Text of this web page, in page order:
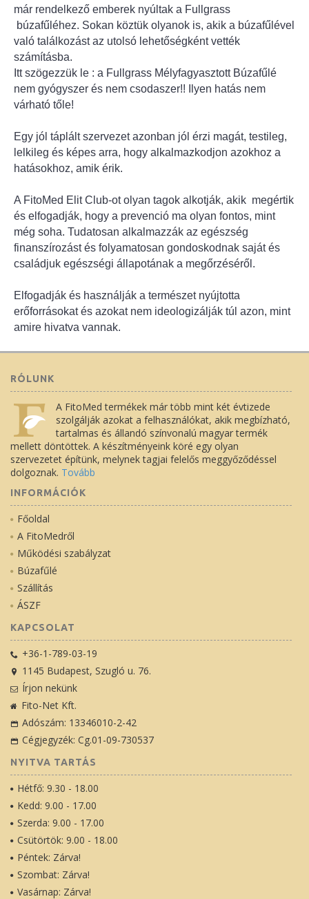
már rendelkező emberek nyúltak a Fullgrass
búzafűléhez. Sokan köztük olyanok is, akik a búzafűlével
való találkozást az utolsó lehetőségként vették
számításba.
Itt szögezzük le : a Fullgrass Mélyfagyasztott Búzafűlé
nem gyógyszer és nem csodaszer!! Ilyen hatás nem
várható tőle!
Egy jól táplált szervezet azonban jól érzi magát, testileg,
lelkileg és képes arra, hogy alkalmazkodjon azokhoz a
hatásokhoz, amik érik.
A FitoMed Elit Club-ot olyan tagok alkotják, akik megértik
és elfogadják, hogy a prevenció ma olyan fontos, mint
még soha. Tudatosan alkalmazzák az egészség
finanszírozást és folyamatosan gondoskodnak saját és
családjuk egészségi állapotának a megőrzéséről.
Elfogadják és használják a természet nyújtotta
erőforrásokat és azokat nem ideologizálják túl azon, mint
amire hivatva vannak.
RÓLUNK
A FitoMed termékek már több mint két évtizede
szolgálják azokat a felhasználókat, akik megbízható,
tartalmas és állandó színvonalú magyar termék
mellett döntöttek. A készítményeink köré egy olyan
szervezetet építünk, melynek tagjai felelős meggyőződéssel
dolgoznak. Tovább
INFORMÁCIÓK
Főoldal
A FitoMedről
Működési szabályzat
Búzafűlé
Szállítás
ÁSZF
KAPCSOLAT
+36-1-789-03-19
1145 Budapest, Szugló u. 76.
Írjon nekünk
Fito-Net Kft.
Adószám: 13346010-2-42
Cégjegyzék: Cg.01-09-730537
NYITVA TARTÁS
Hétfő: 9.30 - 18.00
Kedd: 9.00 - 17.00
Szerda: 9.00 - 17.00
Csütörtök: 9.00 - 18.00
Péntek: Zárva!
Szombat: Zárva!
Vasárnap: Zárva!